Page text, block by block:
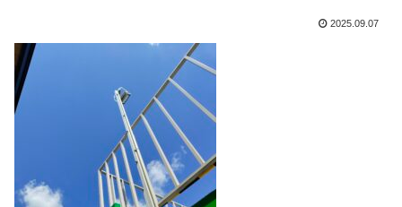
2025.09.07